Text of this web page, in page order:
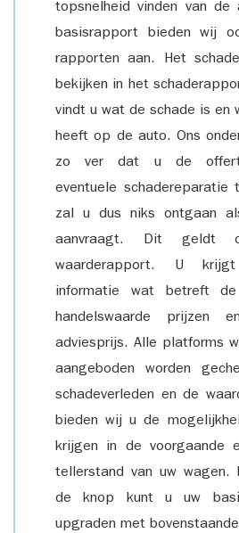
topsnelheid vinden van
basisrapport bieden wij
rapporten aan. Het
bekijken in het
vindt u wat de schade is en
heeft op de auto. Ons
zo ver dat u de
eventuele
zal u dus niks ontgaan
aanvraagt. Dit geldt
waarderapport. U
informatie wat betreft de
handelswaarde prijzen
adviesprijs. Alle platforms
aangeboden worden
schadeverleden en de
bieden wij u de
krijgen in de voorgaande
tellerstand van uw
de knop kunt u uw
upgraden met